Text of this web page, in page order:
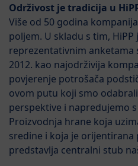
Održivost je tradicija u
Više od 50 godina
poljem. U skladu s tim,
reprezentativnim anketama
2012. kao najodrživija
povjerenje potrošača
ovom putu koji smo
perspektive i napredujemo
Proizvodnja hrane koja
sredine i koja je
predstavlja centralni stub